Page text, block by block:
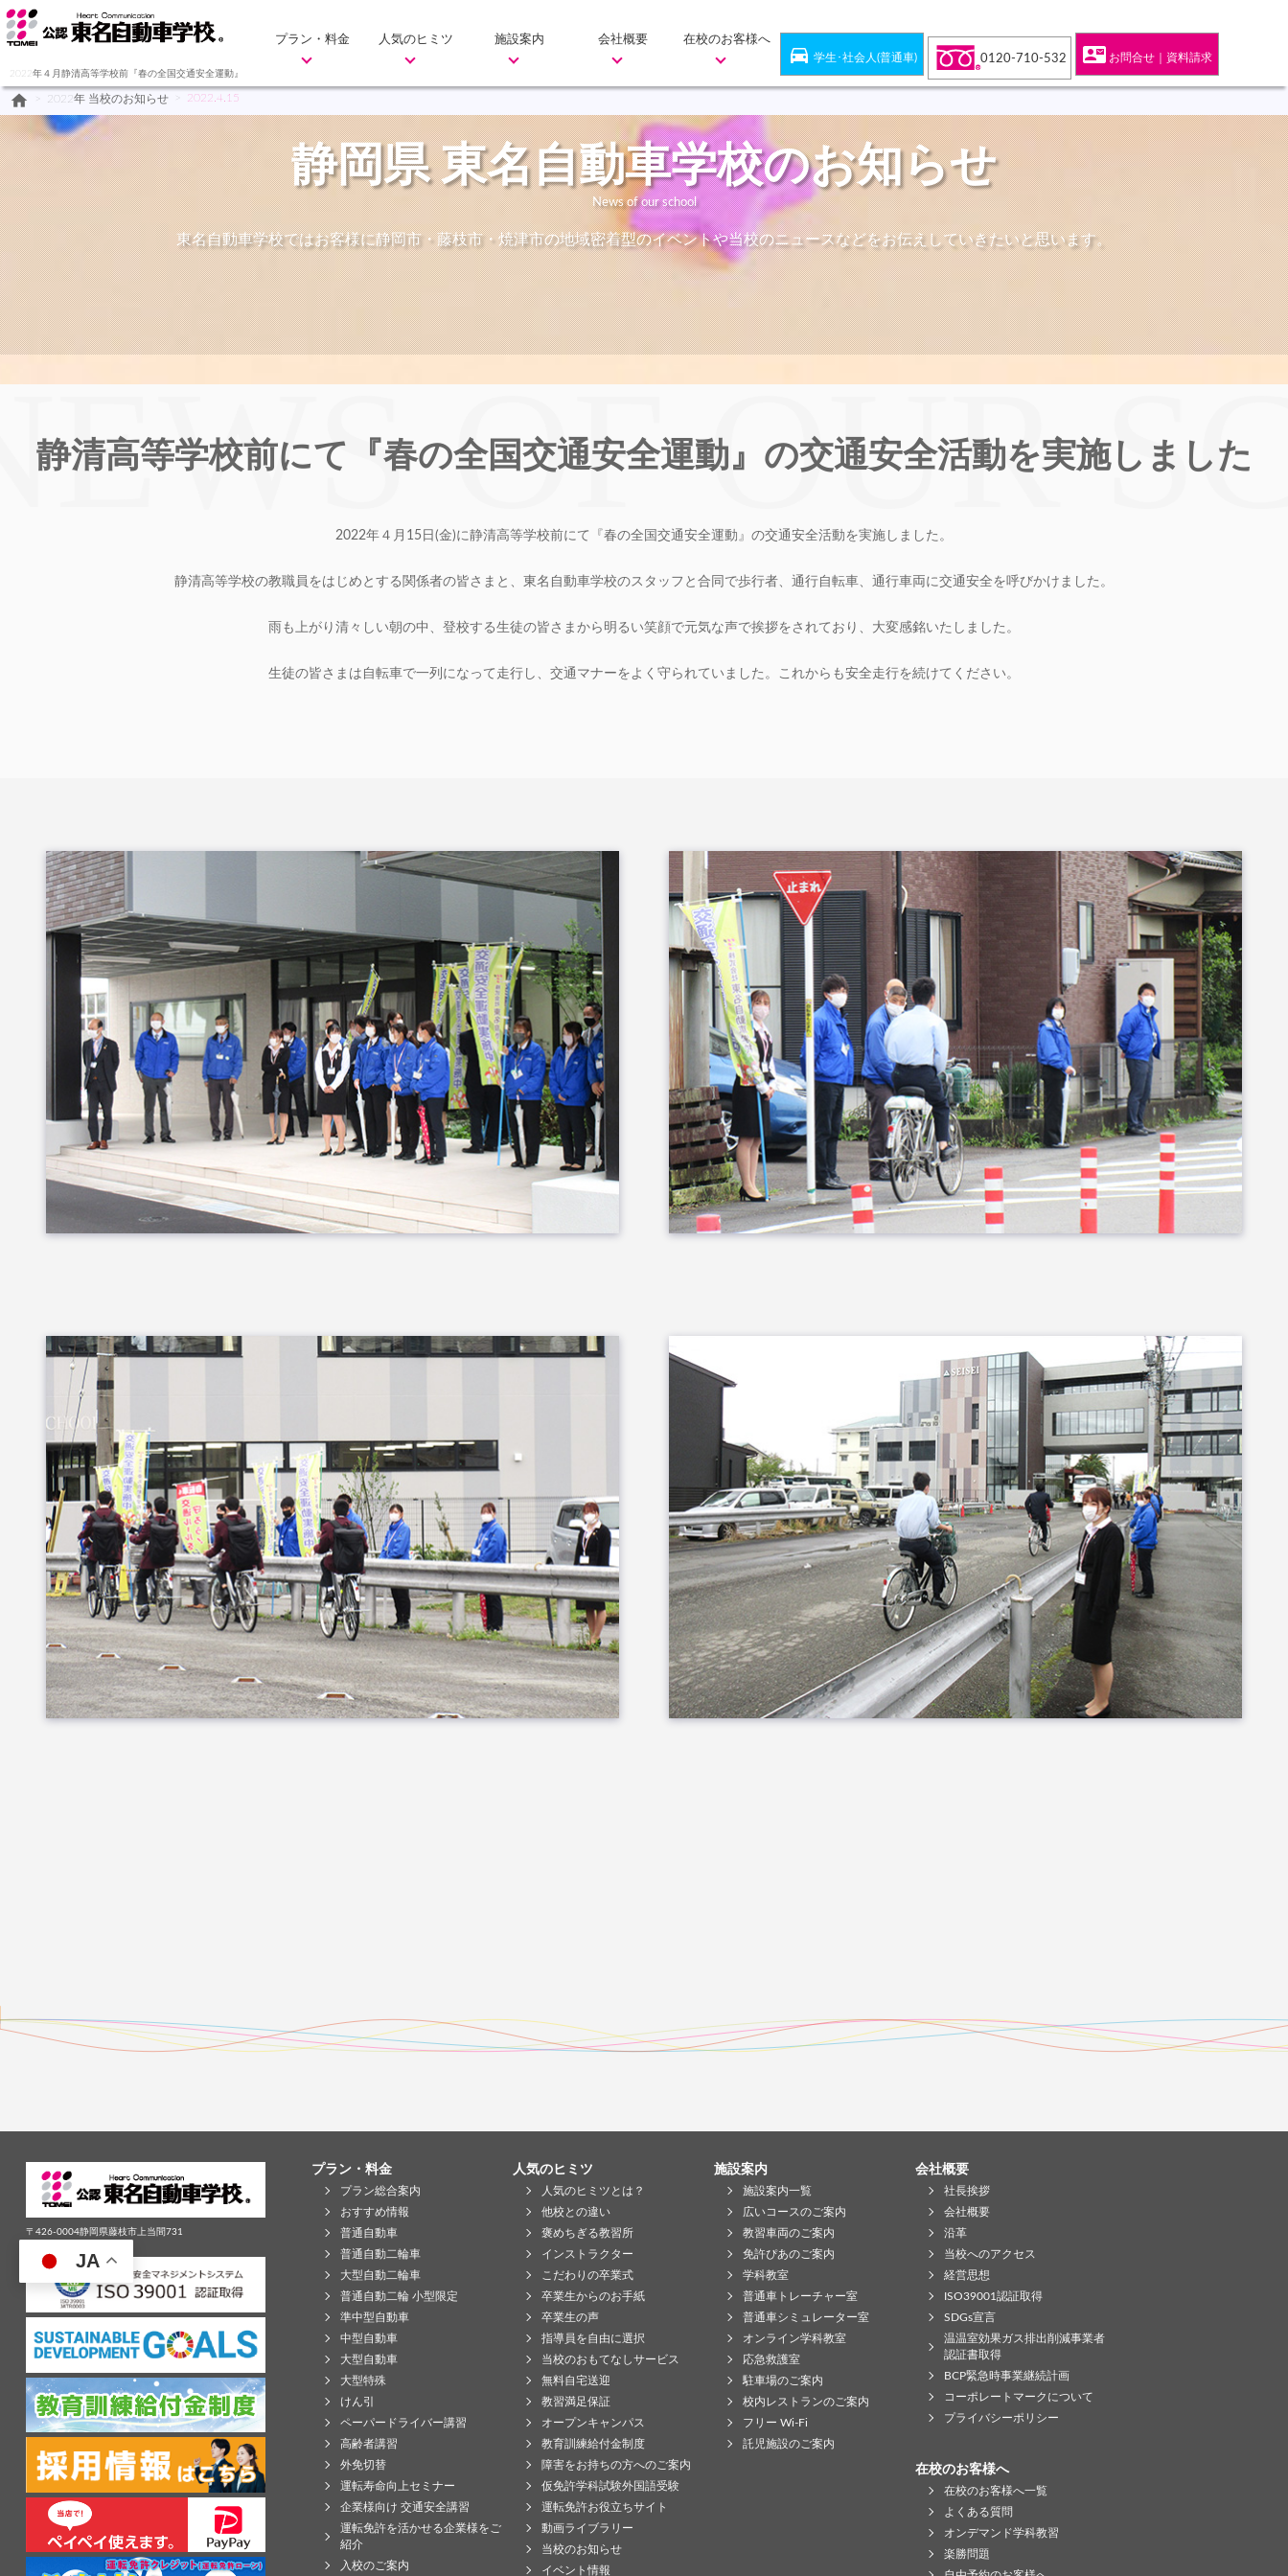
2022年４月静清高等学校前『春の全国交通安全運動』
プラン・料金 人気のヒミツ 施設案内 会社概要 在校のお客様へ
directions_car 学生･社会人(普通車) 0120-710-532 contact_mail お問合せ｜資料請求
home 2022年 当校のお知らせ 2022.4.15
静岡県 東名自動車学校のお知らせ
News of our school
東名自動車学校ではお客様に静岡市・藤枝市・焼津市の地域密着型のイベントや当校のニュースなどをお伝えしていきたいと思います。
静清高等学校前にて『春の全国交通安全運動』の交通安全活動を実施しました
2022年４月15日(金)に静清高等学校前にて『春の全国交通安全運動』の交通安全活動を実施しました。
静清高等学校の教職員をはじめとする関係者の皆さまと、東名自動車学校のスタッフと合同で歩行者、通行自転車、通行車両に交通安全を呼びかけました。
雨も上がり清々しい朝の中、登校する生徒の皆さまから明るい笑顔で元気な声で挨拶をされており、大変感銘いたしました。
生徒の皆さまは自転車で一列になって走行し、交通マナーをよく守られていました。これからも安全走行を続けてください。
〒426-0004静岡県藤枝市上当間731
プラン・料金
プラン総合案内
おすすめ情報
普通自動車
普通自動二輪車
大型自動二輪車
普通自動二輪 小型限定
準中型自動車
中型自動車
大型自動車
大型特殊
けん引
ペーパードライバー講習
高齢者講習
外免切替
運転寿命向上セミナー
企業様向け 交通安全講習
運転免許を活かせる企業様をご
紹介
入校のご案内
人気のヒミツ
人気のヒミツとは？
他校との違い
褒めちぎる教習所
インストラクター
こだわりの卒業式
卒業生からのお手紙
卒業生の声
指導員を自由に選択
当校のおもてなしサービス
無料自宅送迎
教習満足保証
オープンキャンパス
教育訓練給付金制度
障害をお持ちの方へのご案内
仮免許学科試験外国語受験
運転免許お役立ちサイト
動画ライブラリー
当校のお知らせ
イベント情報
施設案内
施設案内一覧
広いコースのご案内
教習車両のご案内
免許ぴあのご案内
学科教室
普通車トレーチャー室
普通車シミュレーター室
オンライン学科教室
応急救護室
駐車場のご案内
校内レストランのご案内
フリー Wi-Fi
託児施設のご案内
会社概要
社長挨拶
会社概要
沿革
当校へのアクセス
経営思想
ISO39001認証取得
SDGs宣言
温温室効果ガス排出削減事業者
認証書取得
BCP緊急時事業継続計画
コーポレートマークについて
プライバシーポリシー
在校のお客様へ
在校のお客様へ一覧
よくある質問
オンデマンド学科教習
楽勝問題
JA